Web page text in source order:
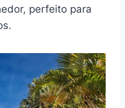
perfeito para